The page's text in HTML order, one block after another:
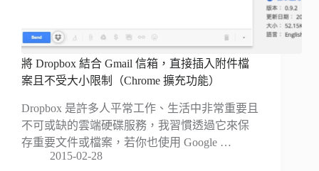
將 Dropbox 結合 Gmail 信箱，直接插入附件檔
案且不受大小限制（Chrome 擴充功能）
Dropbox 是許多人平常工作、生活中非常重要且
不可或缺的雲端硬碟服務，我習慣透過它來保
存重要文件或檔案，若你也使用 Google …
2015-02-28